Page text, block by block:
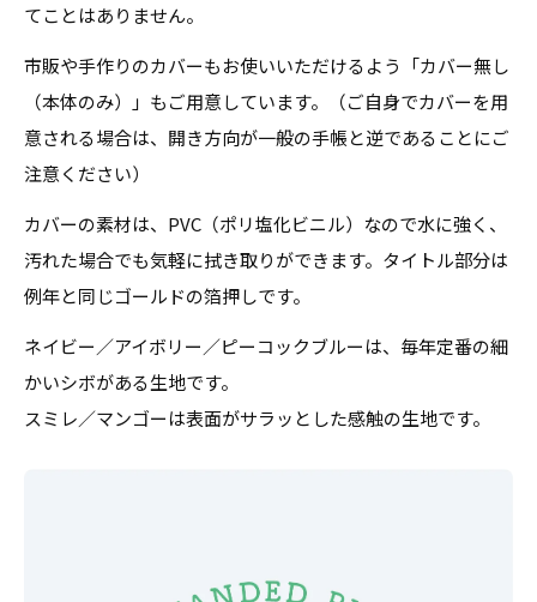
てことはありません。
市販や手作りのカバーもお使いいただけるよう「カバー無し
（本体のみ）」もご用意しています。（ご自身でカバーを用
意される場合は、開き方向が一般の手帳と逆であることにご
注意ください）
カバーの素材は、PVC（ポリ塩化ビニル）なので水に強く、
汚れた場合でも気軽に拭き取りができます。タイトル部分は
例年と同じゴールドの箔押しです。
ネイビー／アイボリー／ピーコックブルーは、毎年定番の細
かいシボがある生地です。
スミレ／マンゴーは表面がサラッとした感触の生地です。